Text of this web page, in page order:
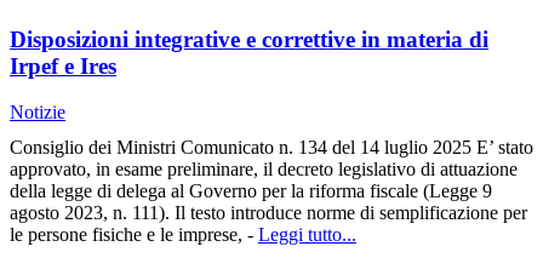
Disposizioni integrative e correttive in materia di
Irpef e Ires
Notizie
Consiglio dei Ministri Comunicato n. 134 del 14 luglio 2025 E’ stato
approvato, in esame preliminare, il decreto legislativo di attuazione
della legge di delega al Governo per la riforma fiscale (Legge 9
agosto 2023, n. 111). Il testo introduce norme di semplificazione per
le persone fisiche e le imprese, - Leggi tutto...